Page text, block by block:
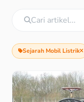
Sejarah Mobil Listrik